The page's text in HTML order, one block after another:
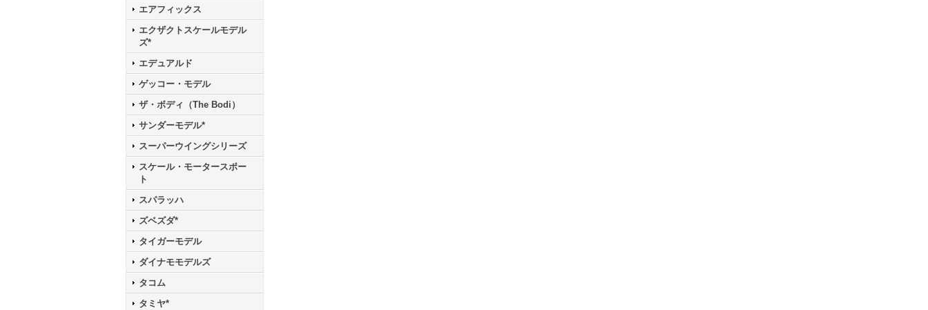
エアフィックス
エクザクトスケールモデル
ズ*
エデュアルド
ゲッコー・モデル
ザ・ボディ（The Bodi）
サンダーモデル*
スーパーウイングシリーズ
スケール・モータースポー
ト
スパラッハ
ズベズダ*
タイガーモデル
ダイナモモデルズ
タコム
タミヤ*